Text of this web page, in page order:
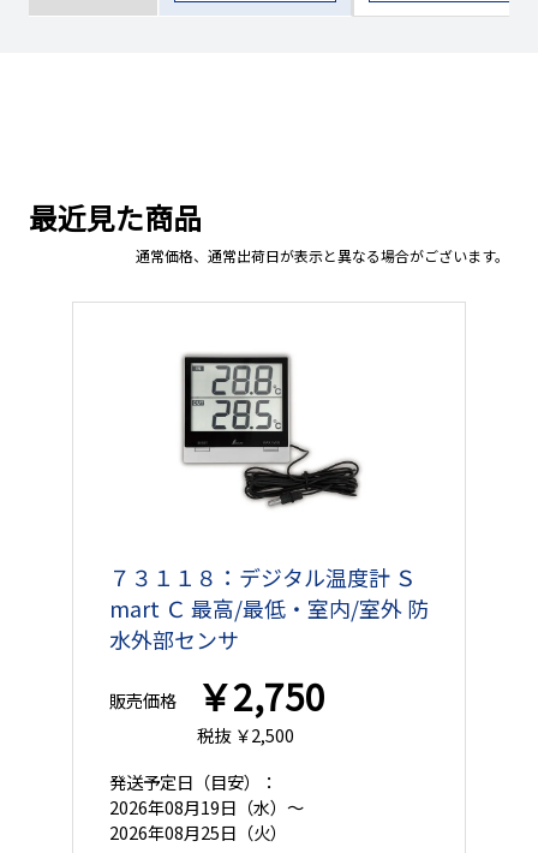
最近見た商品
通常価格、通常出荷日が表示と異なる場合がございます。
７３１１８：デジタル温度計 Ｓ
mart Ｃ 最高/最低・室内/室外 防
水外部センサ
販売価格 ￥2,750
税抜 ￥2,500
発送予定日 （目安）：
2026年08月19日（水）～
2026年08月25日（火）